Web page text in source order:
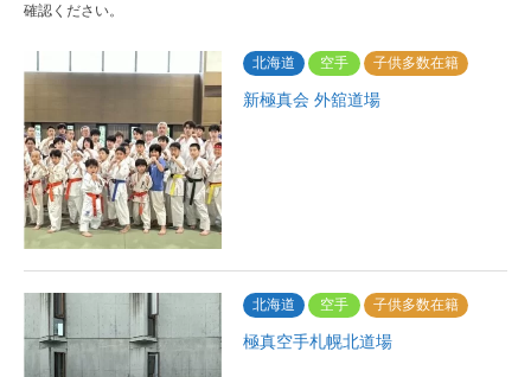
確認ください。
北海道 空手 子供多数在籍
新極真会 外舘道場
北海道 空手 子供多数在籍
極真空手札幌北道場